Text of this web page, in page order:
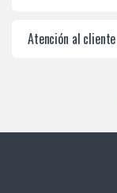
Atención al cliente